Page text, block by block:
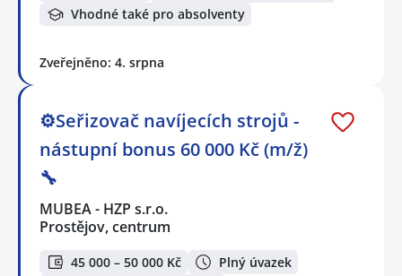
Vhodné také pro absolventy
Zveřejněno: 4. srpna
⚙️Seřizovač navíjecích strojů -
nástupní bonus 60 000 Kč (m/ž)
🔧
MUBEA - HZP s.r.o.
Prostějov, centrum
45 000 – 50 000 Kč
Plný úvazek